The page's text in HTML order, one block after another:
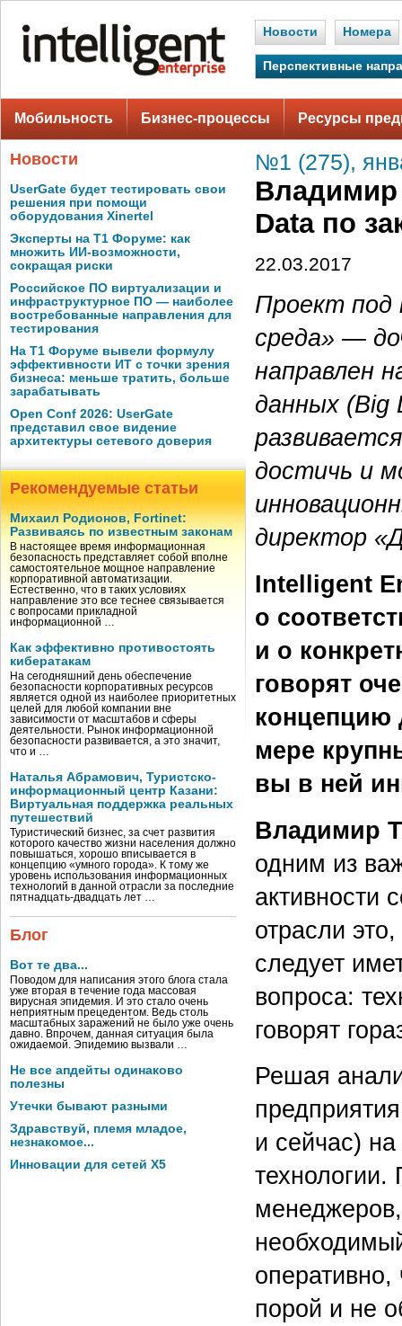
Новости Номера
Перспективные
Мобильность Бизнес-процессы Ресурсы
Новости
UserGate будет тестировать свои
решения при помощи
оборудования Xinertel
Эксперты на Т1 Форуме: как
множить ИИ-возможности,
сокращая риски
Российское ПО виртуализации и
инфраструктурное ПО — наиболее
востребованные направления для
тестирования
На Т1 Форуме вывели формулу
эффективности ИТ с точки зрения
бизнеса: меньше тратить, больше
зарабатывать
Open Conf 2026: UserGate
представил свое видение
архитектуры сетевого доверия
Рекомендуемые статьи
Михаил Родионов, Fortinet:
Развиваясь по известным законам
В настоящее время информационная
безопасность представляет собой вполне
самостоятельное мощное направление
корпоративной автоматизации.
Естественно, что в таких условиях
направление это все теснее связывается
с вопросами прикладной
информационной …
Как эффективно противостоять
кибератакам
На сегодняшний день обеспечение
безопасности корпоративных ресурсов
является одной из наиболее приоритетных
целей для любой компании вне
зависимости от масштабов и сферы
деятельности. Рынок информационной
безопасности развивается, а это значит,
что и …
Наталья Абрамович, Туристско-
информационный центр Казани:
Виртуальная поддержка реальных
путешествий
Туристический бизнес, за счет развития
которого качество жизни населения должно
повышаться, хорошо вписывается в
концепцию «умного города». К тому же
уровень использования информационных
технологий в данной отрасли за последние
пятнадцать-двадцать лет …
Блог
Вот те два...
Поводом для написания этого блога стала
уже вторая в течение года массовая
вирусная эпидемия. И это стало очень
неприятным прецедентом. Ведь столь
масштабных заражений не было уже очень
давно. Впрочем, данная ситуация была
ожидаемой. Эпидемию вызвали …
Не все апдейты одинаково
полезны
Утечки бывают разными
Здравствуй, племя младое,
незнакомое...
Инновации для сетей X5
№1 (275),
Владимир
Data по
22.03.2017
Проект под
среда» —
направлен
данных (Big
достичь и
директор
Intelligent
о
и о
говорят
концепцию
мере
вы в ней
Владимир
одним из
активности
отрасли
следует
вопроса:
говорят
Решая
и сейчас)
технологии.
порой и не